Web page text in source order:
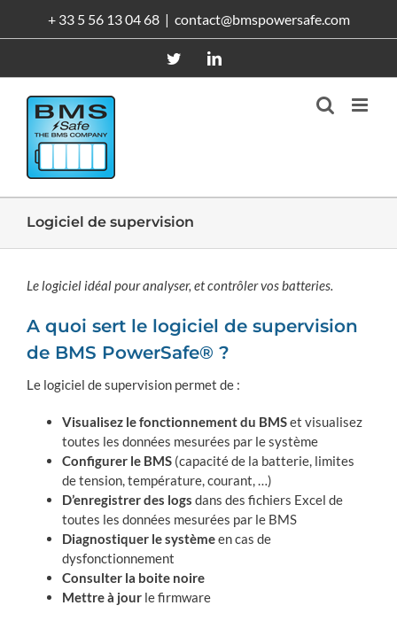
+ 33 5 56 13 04 68 | contact@bmspowersafe.com
TwitterLinkedIn
Logiciel de supervision
Le logiciel idéal pour analyser, et contrôler vos batteries.
A quoi sert le logiciel de supervision
de BMS PowerSafe® ?
Le logiciel de supervision permet de :
Visualisez le fonctionnement du BMSet visualisez
toutes les données mesurées par le système
Configurer le BMS (capacité de la batterie, limites
de tension, température, courant, …)
D’enregistrer des logs dans des fichiers Excel de
toutes les données mesurées par le BMS
Diagnostiquer le systèmeen cas de
dysfonctionnement
Consulter la boite noire
Mettre à jour le firmware